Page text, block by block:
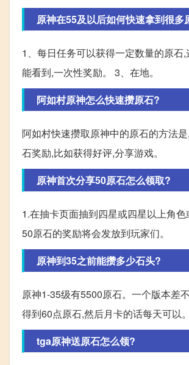
原神在55及以后如何快速拿到很多
1、每日任务可以获得一定数量的原
能看到,一次性奖励。 3、在地。
阿如村原神怎么快速攒原石?
阿如村快速攒取原神中的原石的方法
石奖励,比如获得好评,分享游戏。
原神首次分享50原石怎么领取?
1.在抽卡页面抽到四星或四星以上角
50原石的奖励将会发放到玩家们。
原神到35之前能攒多少石头?
原神1-35级有5500原石。一个版本差
得到60点原石,然后月卡的话每天可以。
tga原神送原石怎么领?